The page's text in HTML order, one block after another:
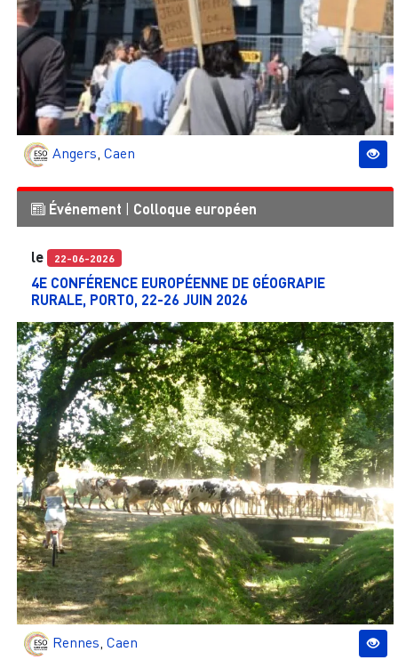
Angers, Caen
Événement Colloque européen
le 22-06-2026
4E CONFÉRENCE EUROPÉENNE DE GÉOGRAPIE
RURALE, PORTO, 22-26 JUIN 2026
Rennes Caen